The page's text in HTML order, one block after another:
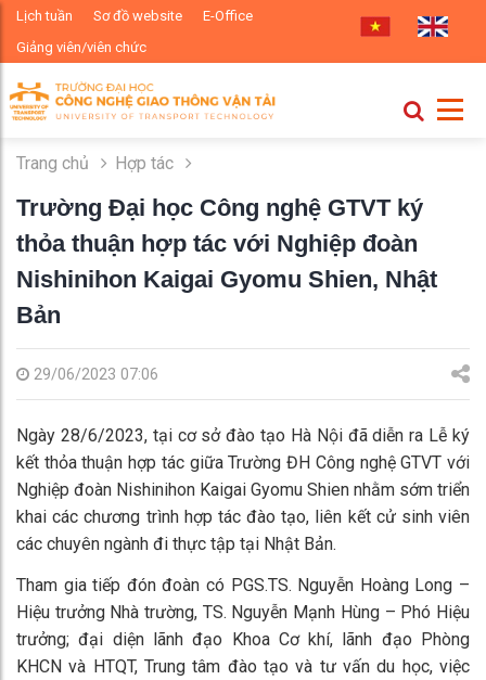
Lịch tuần Sơ đồ website
E-Office
Giảng viên/viên chức
Trang chủ Hợp tác
Trường Đại học Công nghệ GTVT ký
thỏa thuận hợp tác với Nghiệp đoàn
Nishinihon Kaigai Gyomu Shien, Nhật
Bản
29/06/2023 07:06
Ngày 28/6/2023, tại cơ sở đào tạo Hà Nội đã diễn ra Lễ ký
kết thỏa thuận hợp tác giữa Trường ĐH Công nghệ GTVT với
Nghiệp đoàn Nishinihon Kaigai Gyomu Shien nhằm sớm triển
khai các chương trình hợp tác đào tạo, liên kết cử sinh viên
các chuyên ngành đi thực tập tại Nhật Bản.
Tham gia tiếp đón đoàn có PGS.TS. Nguyễn Hoàng Long –
Hiệu trưởng Nhà trường, TS. Nguyễn Mạnh Hùng – Phó Hiệu
trưởng; đại diện lãnh đạo Khoa Cơ khí, lãnh đạo Phòng
KHCN và HTQT, Trung tâm đào tạo và tư vấn du học, việc